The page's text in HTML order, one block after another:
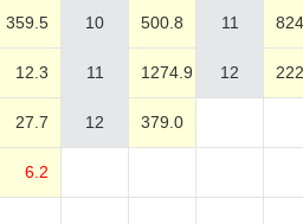
359.5 10 500.8 11
12.3 11 1274.9 12
27.7 12 379.0
6.2